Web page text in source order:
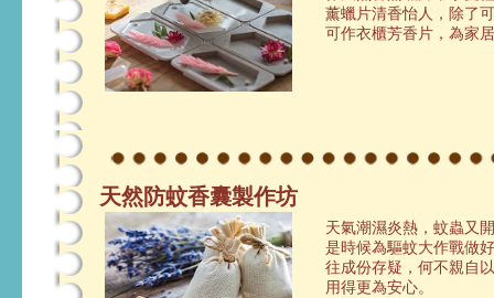
薰蠟片清香怡人，除了
可作衣櫃芳香片，為家
天然防蚊香囊製作坊
天氣潮濕炎熱，蚊蟲又
是時候為驅蚊大作戰做
往成份存疑，何不親自
用得更為安心。